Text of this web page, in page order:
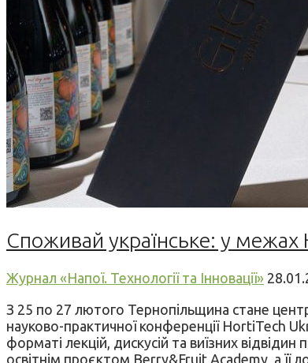
Споживай українське: у межах
Журнал «Напої. Технології та Інновації»
З 25 по 27 лютого Тернопільщина стане
науково-практичної конференції HortiTech
форматі лекцій, дискусій та виїзних
освітнім проєктом Berry&Fruit Academy, а